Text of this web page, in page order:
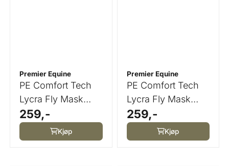
Premier Equine
PE Comfort Tech
Lycra Fly Mask
Blue
259,-
Kjøp
Premier Equine
PE Comfort Tech
Lycra Fly Mask
Green
259,-
Kjøp